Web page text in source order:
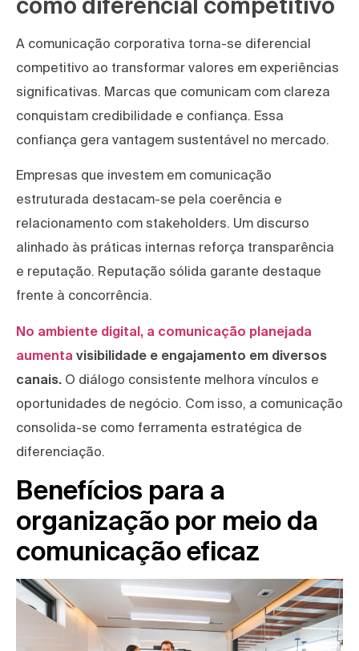
como diferencial competitivo
A comunicação corporativa torna-se diferencial
competitivo ao transformar valores em experiências
significativas. Marcas que comunicam com clareza
conquistam credibilidade e confiança. Essa
confiança gera vantagem sustentável no mercado.
Empresas que investem em comunicação
estruturada destacam-se pela coerência e
relacionamento com stakeholders. Um discurso
alinhado às práticas internas reforça transparência
e reputação. Reputação sólida garante destaque
frente à concorrência.
No ambiente digital, a comunicação planejada
aumenta visibilidade e engajamento em diversos
canais. O diálogo consistente melhora vínculos e
oportunidades de negócio. Com isso, a comunicação
consolida-se como ferramenta estratégica de
diferenciação.
Benefícios para a
organização por meio da
comunicação eficaz